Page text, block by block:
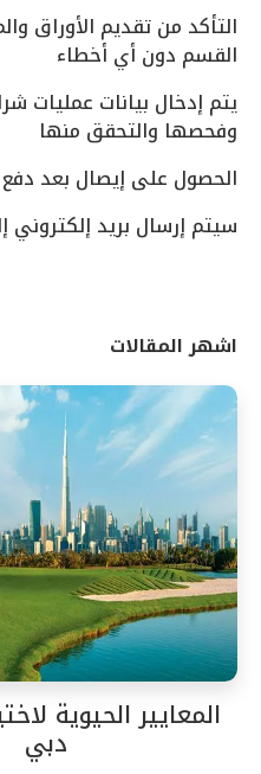
التأكد من تقديم الأوراق
القسم دون أي أخطاء
يتم إدخال بيانات عمليات
وفحصها والتحقق منها
الحصول على إيصال بعد
سيتم إرسال بريد إلكتروني
اشهر المقالات
المعايير الحيوية
دبي